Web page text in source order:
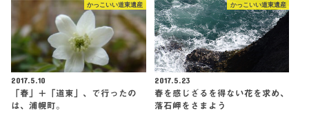
かっこいい道東遺産
2017.5.10
「春」＋「道東」、で行ったの
は、浦幌町。
かっこいい道東遺産
2017.5.23
春を感じざるを得ない花を求め、
落石岬をさまよう